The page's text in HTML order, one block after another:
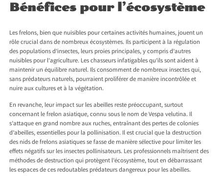
Bénéfices pour l’écosystème
Les frelons, bien que nuisibles pour certaines activités humaines, jouent un
rôle crucial dans de nombreux écosystèmes. Ils participent à la régulation
des populations d’insectes, leurs proies principales, y compris d’autres
nuisibles pour l’agriculture. Les chasseurs infatigables qu’ils sont aident à
maintenir un équilibre naturel. Ils consomment de nombreux insectes qui,
sans prédateurs naturels, pourraient proliférer de manière incontrôlée et
nuire aux cultures et à la végétation.
En revanche, leur impact sur les abeilles reste préoccupant, surtout
concernant le frelon asiatique, connu sous le nom de Vespa velutina. Il
s’attaque en grand nombre aux ruches, entraînant des pertes de colonies
d’abeilles, essentielles pour la pollinisation. Il est crucial que la destruction
des nids de frelons asiatiques se fasse de manière sélective pour limiter les
effets négatifs sur les insectes pollinisateurs. Les professionnels maîtrisent des
méthodes de destruction qui protègent l’écosystème, tout en débarrassant
les espaces de ces redoutables prédateurs dangereux pour les abeilles.